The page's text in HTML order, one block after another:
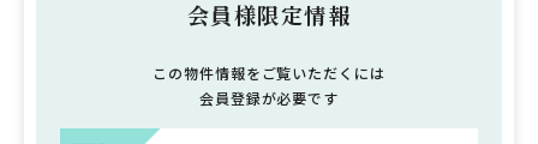
会員様限定情報
この物件情報をご覧いただくには
会員登録が必要です